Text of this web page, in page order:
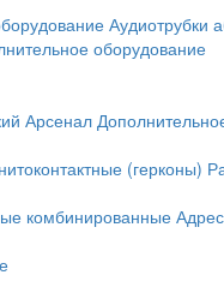
Аудиотрубки
оборудование
Арсенал
(герконы)
комбинированные